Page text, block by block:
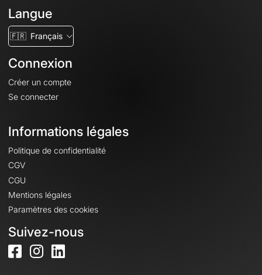
Langue
🇫🇷 Français
Connexion
Créer un compte
Se connecter
Informations légales
Politique de confidentialité
CGV
CGU
Mentions légales
Paramètres des cookies
Suivez-nous